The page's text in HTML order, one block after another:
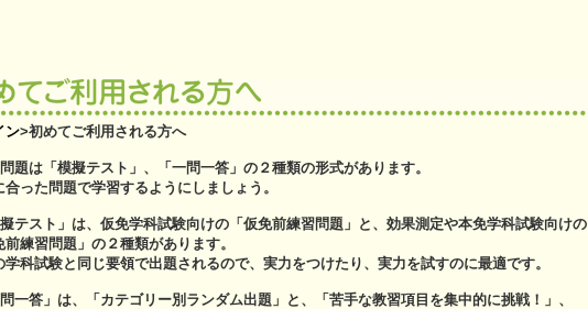
ン>初めてご利用される方へ
題は「模擬テスト」、「一問一答」の２種類の形式があります。
合った問題で学習するようにしましょう。
テスト」は、仮免学科試験向けの「仮免前練習問題」と、効果測定や本免学科試験向けの
前練習問題」の２種類があります。
学科試験と同じ要領で出題されるので、実力をつけたり、実力を試すのに最適です。
一答」は、「カテゴリー別ランダム出題」と、「苦手な教習項目を集中的に挑戦！」、